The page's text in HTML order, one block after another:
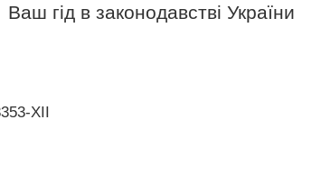
Ваш гід в законодавстві України
XII